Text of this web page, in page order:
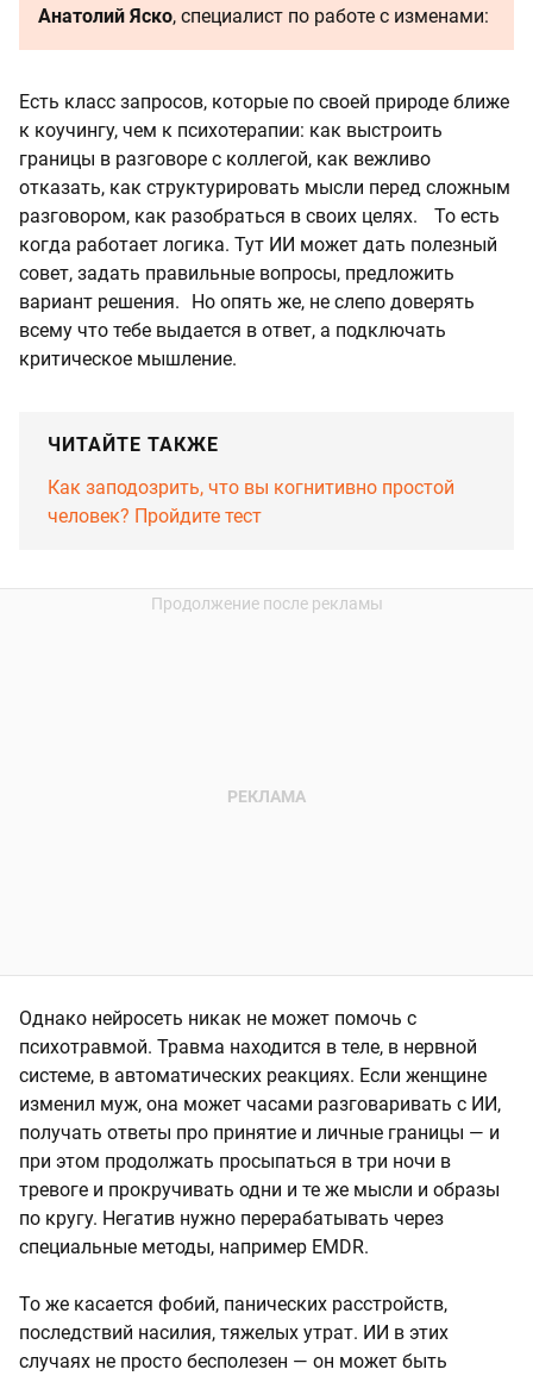
Анатолий Яско, специалист по работе с изменами:
Есть класс запросов, которые по своей природе ближе
к коучингу, чем к психотерапии: как выстроить
границы в разговоре с коллегой, как вежливо
отказать, как структурировать мысли перед сложным
разговором, как разобраться в своих целях. То есть
когда работает логика. Тут ИИ может дать полезный
совет, задать правильные вопросы, предложить
вариант решения. Но опять же, не слепо доверять
всему что тебе выдается в ответ, а подключать
критическое мышление.
ЧИТАЙТЕ ТАКЖЕ
Как заподозрить, что вы когнитивно простой
человек? Пройдите тест
Однако нейросеть никак не может помочь с
психотравмой. Травма находится в теле, в нервной
системе, в автоматических реакциях. Если женщине
изменил муж, она может часами разговаривать с ИИ,
получать ответы про принятие и личные границы — и
при этом продолжать просыпаться в три ночи в
тревоге и прокручивать одни и те же мысли и образы
по кругу. Негатив нужно перерабатывать через
специальные методы, например EMDR.
То же касается фобий, панических расстройств,
последствий насилия, тяжелых утрат. ИИ в этих
случаях не просто бесполезен — он может быть